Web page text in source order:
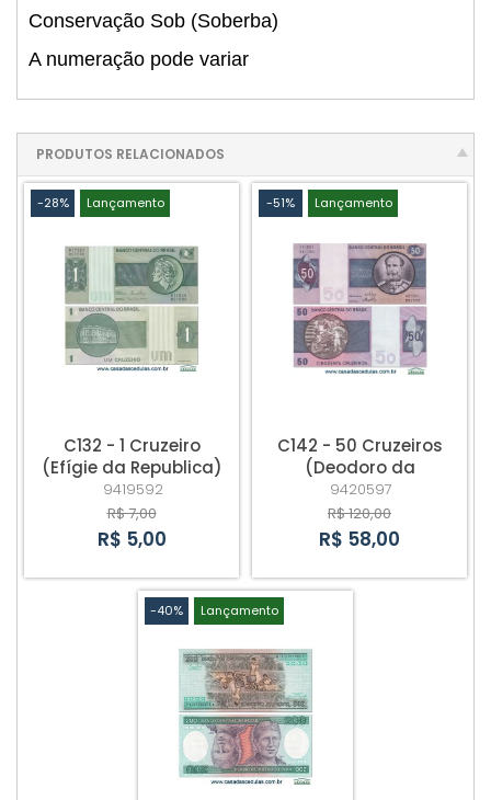
Conservação Sob (Soberba)
A numeração pode variar
PRODUTOS RELACIONADOS
-28% Lançamento
C132 - 1 Cruzeiro
(Efígie da Republica)
- Fe
9419592
R$ 7,00
R$ 5,00
-51% Lançamento
C142 - 50 Cruzeiros
(Deodoro da
Fonseca) - Sob/Fe
9420597
R$ 120,00
R$ 58,00
-40% Lançamento